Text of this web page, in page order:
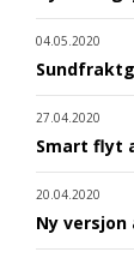
04.05.2020
27.04.2020
Smart flyt
20.04.2020
Ny versjon